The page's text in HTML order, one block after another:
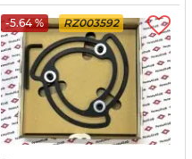
-5.64 % RZ003592